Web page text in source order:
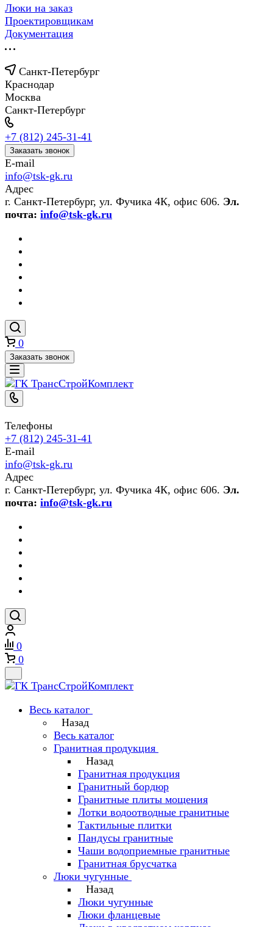
Люки на заказ
Проектировщикам
Документация
Санкт-Петербург
Краснодар
Москва
Санкт-Петербург
+7 (812) 245-31-41
Заказать звонок
E-mail
info@tsk-gk.ru
Адрес
г. Санкт-Петербург, ул. Фучика 4К, офис 606. Эл.
почта: info@tsk-gk.ru
0
Заказать звонок
Телефоны
+7 (812) 245-31-41
E-mail
info@tsk-gk.ru
Адрес
г. Санкт-Петербург, ул. Фучика 4К, офис 606. Эл.
почта: info@tsk-gk.ru
0
0
Весь каталог
Назад
Весь каталог
Гранитная продукция
Назад
Гранитная продукция
Гранитный бордюр
Гранитные плиты мощения
Лотки водоотводные гранитные
Тактильные плитки
Пандусы гранитные
Чаши водоприемные гранитные
Гранитная брусчатка
Люки чугунные
Назад
Люки чугунные
Люки фланцевые